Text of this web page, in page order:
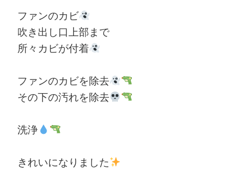
ファンのカビ
吹き出し口上部まで
所々カビが付着
ファンのカビを除去
その下の汚れを除去
洗浄
きれいになりました